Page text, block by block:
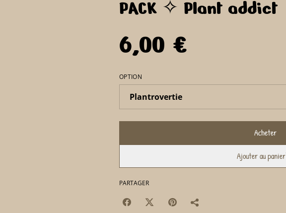
PACK ✧ Plant addict
6,00 €
OPTION
Acheter
Ajouter au panier
PARTAGER